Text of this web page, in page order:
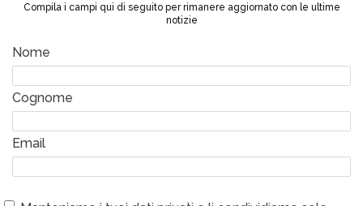
Compila i campi qui di seguito per rimanere aggiornato con le ultime
notizie
Nome
Cognome
Email